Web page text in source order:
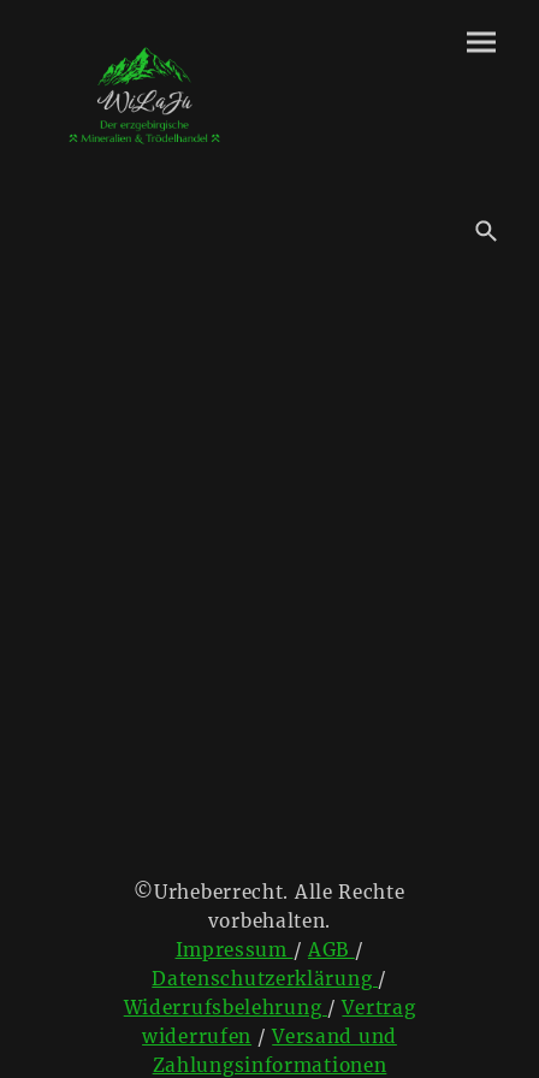
©Urheberrecht. Alle Rechte
vorbehalten.
Impressum / AGB /
Datenschutzerklärung /
Widerrufsbelehrung /Vertrag
widerrufen /Versand und
Zahlungsinformationen